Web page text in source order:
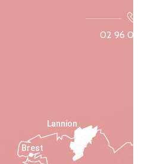
02 96 05 60
Lannion
Brest